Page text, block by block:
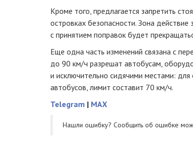
Кроме того, предлагается запретить
островках безопасности. Зона
с принятием поправок будет
Еще одна часть изменений связана с
до 90 км/ч разрешат автобусам,
и исключительно сидячими местами:
автобусов, лимит составит 70 км/ч.
Telegram | MAX
Нашли ошибку? Cообщить об ошибке